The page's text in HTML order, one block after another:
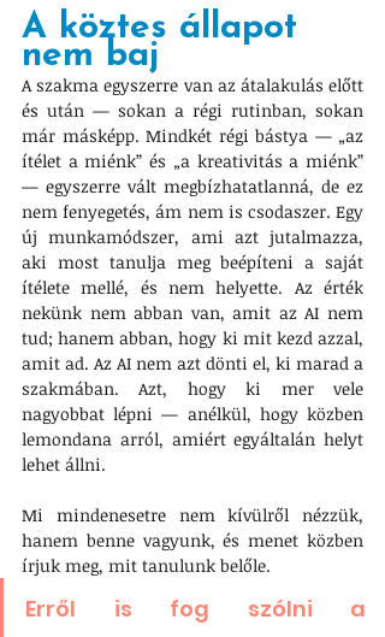
A köztes állapot
nem baj
A szakma egyszerre van az átalakulás előtt
és után — sokan a régi rutinban, sokan
már másképp. Mindkét régi bástya — „az
ítélet a miénk” és „a kreativitás a miénk”
— egyszerre vált megbízhatatlanná, de ez
nem fenyegetés, ám nem is csodaszer. Egy
új munkamódszer, ami azt jutalmazza,
aki most tanulja meg beépíteni a saját
ítélete mellé, és nem helyette. Az érték
nekünk nem abban van, amit az AI nem
tud; hanem abban, hogy ki mit kezd azzal,
amit ad. Az AI nem azt dönti el, ki marad a
szakmában. Azt, hogy ki mer vele
nagyobbat lépni — anélkül, hogy közben
lemondana arról, amiért egyáltalán helyt
lehet állni.
Mi mindenesetre nem kívülről nézzük,
hanem benne vagyunk, és menet közben
írjuk meg, mit tanulunk belőle.
Erről is fog szólni a